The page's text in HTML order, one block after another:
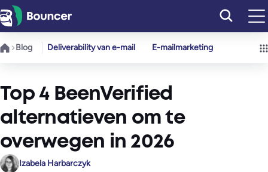
Ga
naar
de
Blog Deliverability van e-mail E-mailmarketing
Top 4 BeenVerified
alternatieven om te
overwegen in 2026
Izabela Harbarczyk